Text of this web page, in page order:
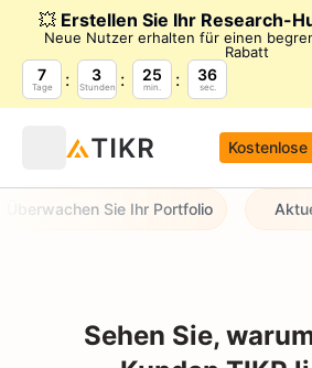
💥 Erstellen Sie Ihr Research-
Neue Nutzer erhalten für einen
Rabatt
7
Tage
3
Stunden
25
min.
35
sec.
Sie Ihr Portfolio
Sehen Sie,